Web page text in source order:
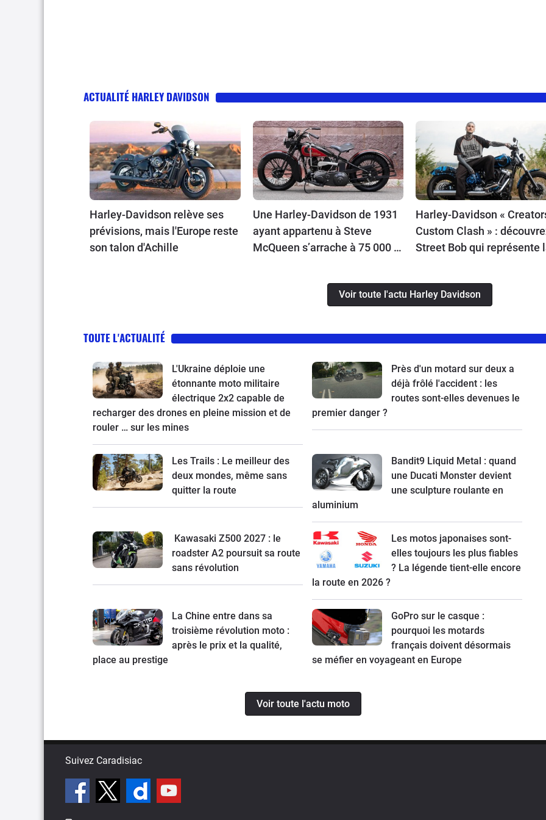
ACTUALITÉ HARLEY DAVIDSON
Harley-Davidson relève ses
prévisions, mais l'Europe reste
son talon d'Achille
Une Harley-Davidson de 1931
ayant appartenu à Steve
McQueen s’arrache à 75 000 $
Harley-Davidson «
Custom Clash » :
Street Bob qui représente
Voir toute l'actu Harley Davidson
TOUTE L'ACTUALITÉ
L'Ukraine déploie une
étonnante moto militaire
électrique 2x2 capable de
recharger des drones en pleine mission et de
rouler … sur les mines
Près d'un motard sur deux a
déjà frôlé l'accident : les
routes sont-elles devenues le
premier danger ?
Les Trails : Le meilleur des
deux mondes, même sans
quitter la route
Bandit9 Liquid Metal : quand
une Ducati Monster devient
une sculpture roulante en
aluminium
Kawasaki Z500 2027 : le
roadster A2 poursuit sa route
sans révolution
Les motos japonaises sont-
elles toujours les plus fiables
? La légende tient-elle encore
la route en 2026 ?
La Chine entre dans sa
troisième révolution moto :
après le prix et la qualité,
place au prestige
GoPro sur le casque :
pourquoi les motards
français doivent désormais
se méfier en voyageant en Europe
Voir toute l'actu moto
Suivez Caradisiac